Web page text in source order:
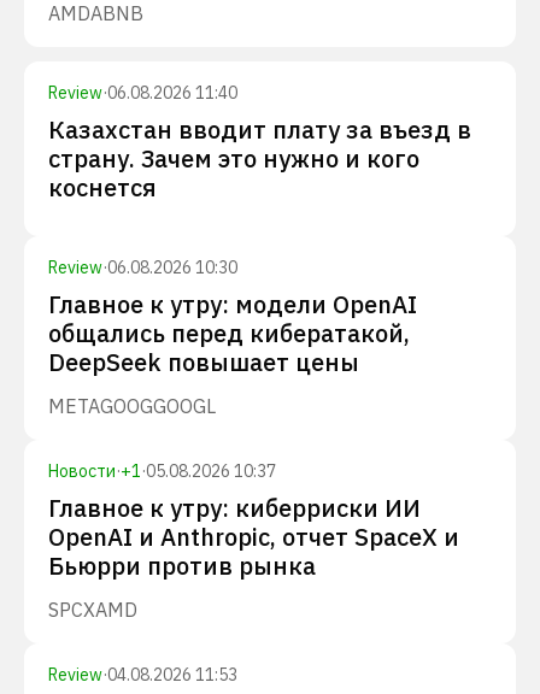
AMDABNB
Review·06.08.2026 11:40
Казахстан вводит плату за въезд в
страну. Зачем это нужно и кого
коснется
Review·06.08.2026 10:30
Главное к утру: модели OpenAI
общались перед кибератакой,
DeepSeek повышает цены
METAGOOGGOOGL
Новости·+1·05.08.2026 10:37
Главное к утру: киберриски ИИ
OpenAI и Anthropic, отчет SpaceX и
Бьюрри против рынка
SPCXAMD
Review·04.08.2026 11:53